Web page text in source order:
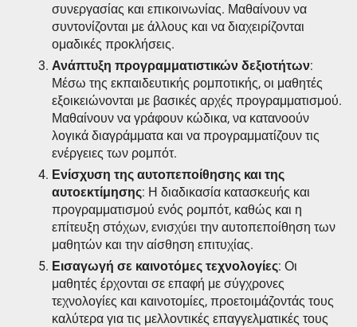
συνεργασίας και επικοινωνίας. Μαθαίνουν να
συντονίζονται με άλλους και να διαχειρίζονται
ομαδικές προκλήσεις.
Ανάπτυξη προγραμματιστικών δεξιοτήτων:
Μέσω της εκπαιδευτικής ρομποτικής, οι μαθητές
εξοικειώνονται με βασικές αρχές προγραμματισμού.
Μαθαίνουν να γράφουν κώδικα, να κατανοούν
λογικά διαγράμματα και να προγραμματίζουν τις
ενέργειες των ρομπότ.
Ενίσχυση της αυτοπεποίθησης και της
αυτοεκτίμησης: Η διαδικασία κατασκευής και
προγραμματισμού ενός ρομπότ, καθώς και η
επίτευξη στόχων, ενισχύει την αυτοπεποίθηση των
μαθητών και την αίσθηση επιτυχίας.
Εισαγωγή σε καινοτόμες τεχνολογίες: Οι
μαθητές έρχονται σε επαφή με σύγχρονες
τεχνολογίες και καινοτομίες, προετοιμάζοντάς τους
καλύτερα για τις μελλοντικές επαγγελματικές τους